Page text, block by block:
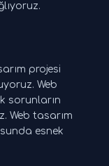
projesi
Web
sorunların
Web tasarım
esnek